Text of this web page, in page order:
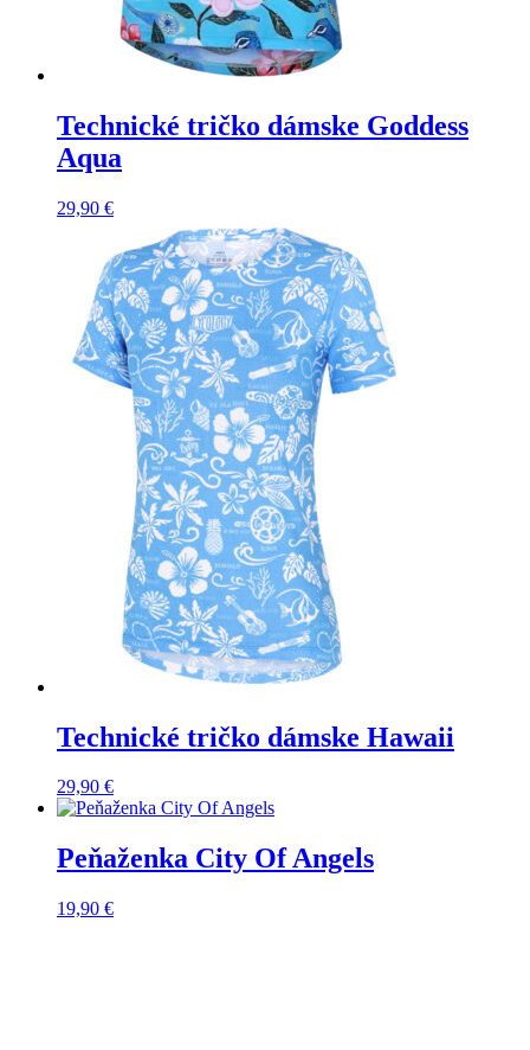
Technické tričko dámske Goddess
Aqua
29,90 €
Technické tričko dámske Hawaii
29,90 €
Peňaženka City Of Angels
19,90 €